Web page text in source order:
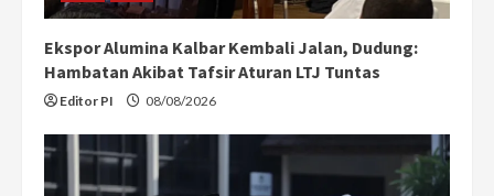
Ekspor Alumina Kalbar Kembali Jalan, Dudung:
Hambatan Akibat Tafsir Aturan LTJ Tuntas
Editor PI 08/08/2026